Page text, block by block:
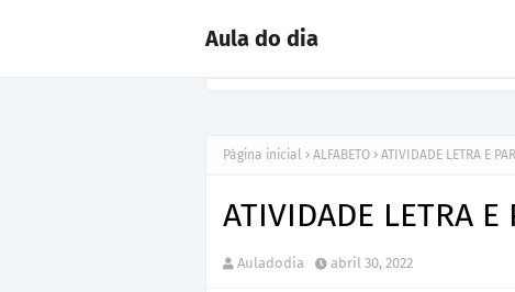
Aula do dia
Página inicial ALFABETO ATIVIDADE LETRA E
ATIVIDADE LETRA E
Auladodia abril 30, 2022